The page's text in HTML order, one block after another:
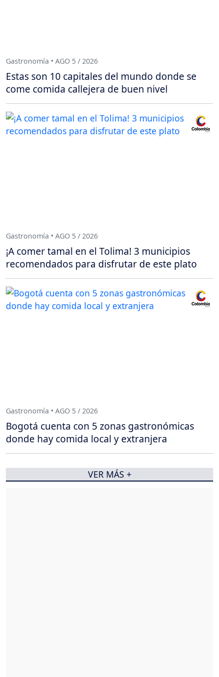
Gastronomía • AGO 5 / 2026
Estas son 10 capitales del mundo donde se
come comida callejera de buen nivel
Gastronomía • AGO 5 / 2026
¡A comer tamal en el Tolima! 3 municipios
recomendados para disfrutar de este plato
Gastronomía • AGO 5 / 2026
Bogotá cuenta con 5 zonas gastronómicas
donde hay comida local y extranjera
VER MÁS +